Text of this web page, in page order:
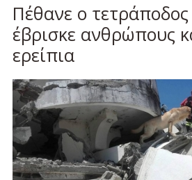
Πέθανε ο
έβρισκε ανθρώπους
ερείπια